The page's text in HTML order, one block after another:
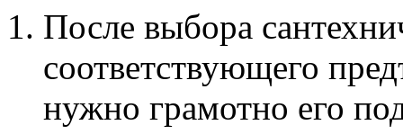
После выбора
соответствующего
нужно грамотно его